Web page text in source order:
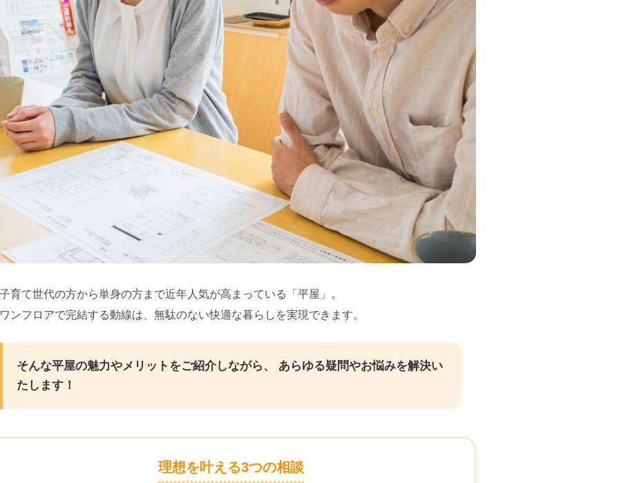
子育て世代の方から単身の方まで近年人気が高まっている「平屋」。
ワンフロアで完結する動線は、無駄のない快適な暮らしを実現できます。
そんな平屋の魅力やメリットをご紹介しながら、 あらゆる疑問やお悩みを解決い
たします！
理想を叶える3つの相談